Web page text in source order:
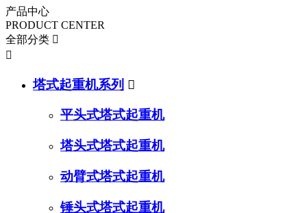
产品中心
PRODUCT CENTER
全部分类 

塔式起重机系列 
平头式塔式起重机
塔头式塔式起重机
动臂式塔式起重机
锤头式塔式起重机